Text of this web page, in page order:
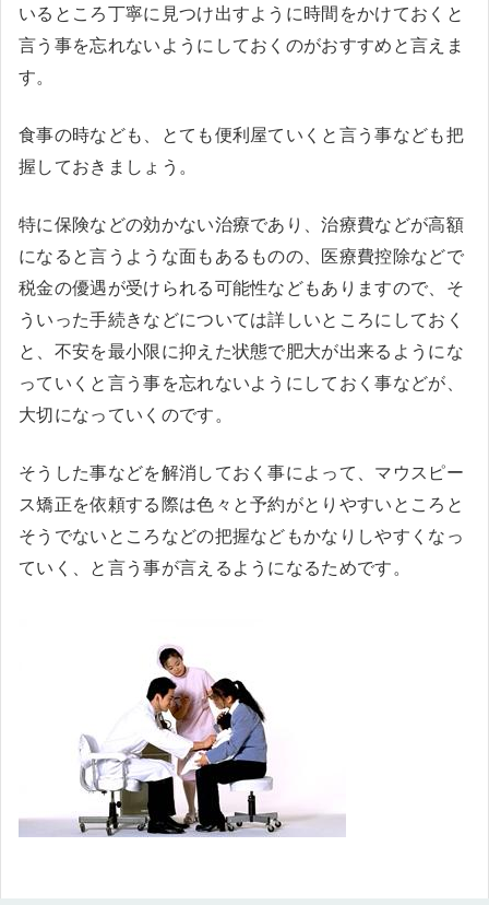
いるところ丁寧に見つけ出すように時間をかけておくと
言う事を忘れないようにしておくのがおすすめと言えま
す。
食事の時なども、とても便利屋ていくと言う事なども把
握しておきましょう。
特に保険などの効かない治療であり、治療費などが高額
になると言うような面もあるものの、医療費控除などで
税金の優遇が受けられる可能性などもありますので、そ
ういった手続きなどについては詳しいところにしておく
と、不安を最小限に抑えた状態で肥大が出来るようにな
っていくと言う事を忘れないようにしておく事などが、
大切になっていくのです。
そうした事などを解消しておく事によって、マウスピー
ス矯正を依頼する際は色々と予約がとりやすいところと
そうでないところなどの把握などもかなりしやすくなっ
ていく、と言う事が言えるようになるためです。